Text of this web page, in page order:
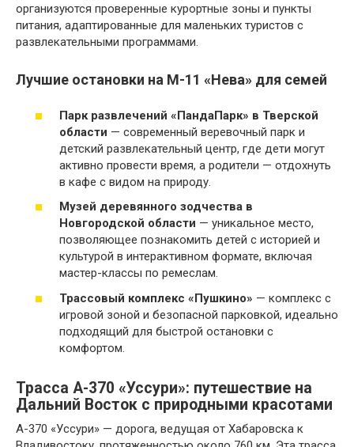
организуются проверенные курортные зоны и пункты
питания, адаптированные для маленьких туристов с
развлекательными программами.
Лучшие остановки на М-11 «Нева» для семей
Парк развлечений «ПандаПарк» в Тверской
области — современный веревочный парк и
детский развлекательный центр, где дети могут
активно провести время, а родители — отдохнуть
в кафе с видом на природу.
Музей деревянного зодчества в
Новгородской области — уникальное место,
позволяющее познакомить детей с историей и
культурой в интерактивном формате, включая
мастер-классы по ремеслам.
Трассовый комплекс «Пушкино» — комплекс с
игровой зоной и безопасной парковкой, идеально
подходящий для быстрой остановки с
комфортом.
Трасса А-370 «Уссури»: путешествие на
Дальний Восток с природными красотами
А-370 «Уссури» — дорога, ведущая от Хабаровска к